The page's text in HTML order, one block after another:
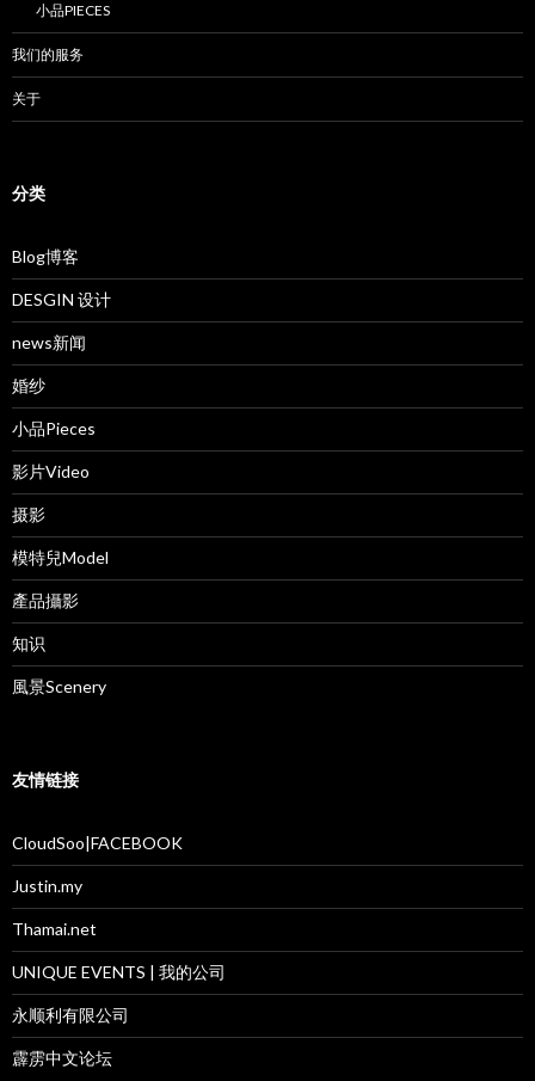
小品PIECES
我们的服务
关于
分类
Blog博客
DESGIN 设计
news新闻
婚纱
小品Pieces
影片Video
摄影
模特兒Model
產品攝影
知识
風景Scenery
友情链接
CloudSoo|FACEBOOK
Justin.my
Thamai.net
UNIQUE EVENTS | 我的公司
永顺利有限公司
霹雳中文论坛